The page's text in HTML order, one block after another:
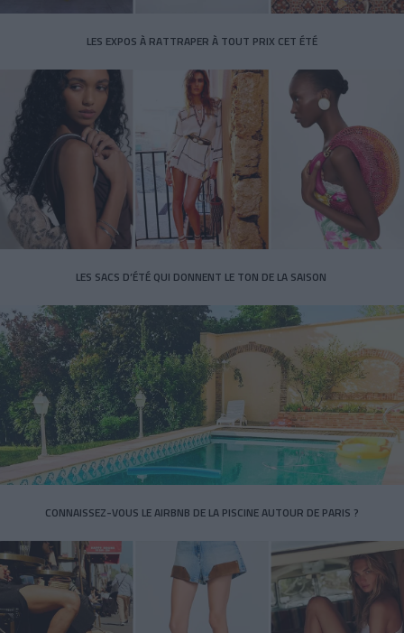
LES EXPOS À RATTRAPER À TOUT PRIX CET ÉTÉ
LES SACS D’ÉTÉ QUI DONNENT LE TON DE LA SAISON
CONNAISSEZ-VOUS LE AIRBNB DE LA PISCINE AUTOUR DE PARIS ?